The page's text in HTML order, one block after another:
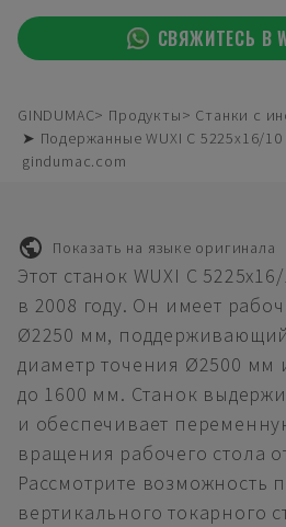
СВЯЖИТЕСЬ В
GINDUMAC Продукты
Станки с
➤ Подержанные WUXI C 5225x16/
gindumac.com
Показать на языке оригинала
Этот станок WUXI C
в 2008 году. Он имеет
Ø2250 мм,
диаметр точения Ø2500 мм
до 1600 мм. Станок
и обеспечивает
вращения рабочего стола
Рассмотрите возможность
вертикального токарного